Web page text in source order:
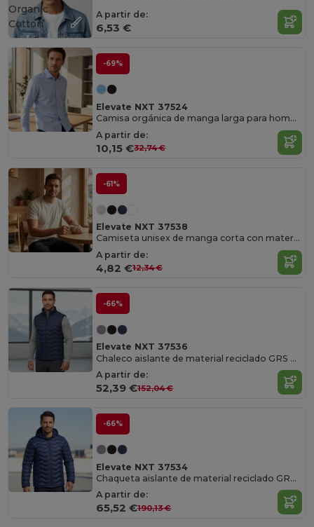
A partir de:
6,53 €
Organic
Cotton
-69%
Elevate NXT 37524
Camisa orgánica de manga larga para hombre
A partir de:
10,15 €32,74 €
-61%
Elevate NXT 37538
Camiseta unisex de manga corta con material reciclado Aware™ "Avalite"
A partir de:
4,82 €12,34 €
-66%
Elevate NXT 37536
Chaleco aislante de material reciclado GRS para hombre "Epidote"
A partir de:
52,39 €152,04 €
-66%
Elevate NXT 37534
Chaqueta aislante de material reciclado GRS para hombre "Petalite"
A partir de:
65,52 €190,13 €